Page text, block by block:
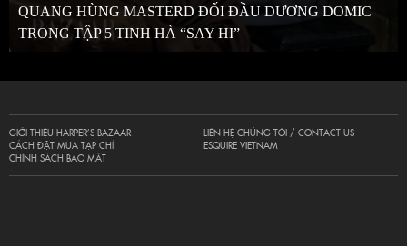
QUANG HÙNG MASTERD ĐỐI ĐẦU DƯƠNG DOMIC
TRONG TẬP 5 TINH HÀ “SAY HI”
GIỚI THIỆU HARPER’S BAZAAR
CÁCH ĐẶT MUA TẠP CHÍ
CHÍNH SÁCH BẢO MẬT
LIÊN HỆ CHÚNG TÔI / CONTACT US
ESQUIRE VIETNAM